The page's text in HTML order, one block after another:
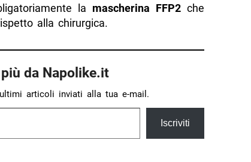
la mascherina FFP2 che
alla chirurgica.
da Napolike.it
articoli inviati alla tua e-mail.
Iscriviti